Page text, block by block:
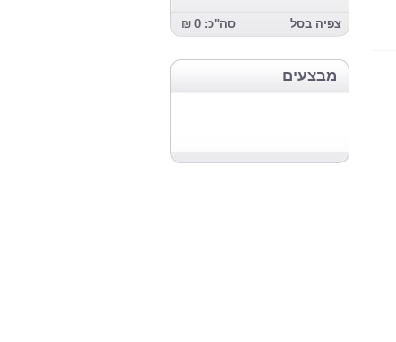
צפיה בסל סה"כ: 0 ₪
מבצעים